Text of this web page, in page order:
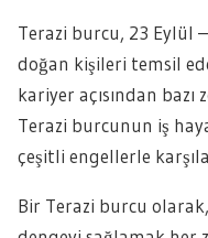
Terazi burcu, 23 Eylül
doğan kişileri temsil
kariyer açısından
Terazi burcunun iş
çeşitli engellerle
Bir Terazi burcu